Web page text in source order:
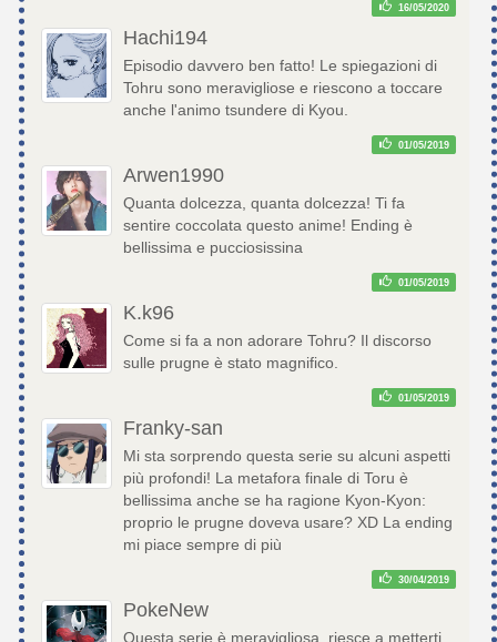
16/05/2020
Hachi194
Episodio davvero ben fatto! Le spiegazioni di
Tohru sono meravigliose e riescono a toccare
anche l'animo tsundere di Kyou.
01/05/2019
Arwen1990
Quanta dolcezza, quanta dolcezza! Ti fa
sentire coccolata questo anime! Ending è
bellissima e pucciosissina
01/05/2019
K.k96
Come si fa a non adorare Tohru? Il discorso
sulle prugne è stato magnifico.
01/05/2019
Franky-san
Mi sta sorprendo questa serie su alcuni aspetti
più profondi! La metafora finale di Toru è
bellissima anche se ha ragione Kyon-Kyon:
proprio le prugne doveva usare? XD La ending
mi piace sempre di più
30/04/2019
PokeNew
Questa serie è meravigliosa, riesce a metterti